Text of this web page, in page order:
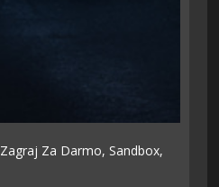
Zagraj Za Darmo,Sandbox,